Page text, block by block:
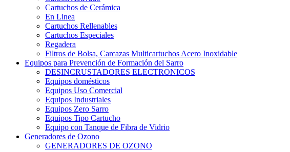
Cartuchos de Cerámica
En Linea
Cartuchos Rellenables
Cartuchos Especiales
Regadera
Filtros de Bolsa, Carcazas Multicartuchos Acero Inoxidable
Equipos para Prevención de Formación del Sarro
DESINCRUSTADORES ELECTRONICOS
Equipos domésticos
Equipos Uso Comercial
Equipos Industriales
Equipos Zero Sarro
Equipos Tipo Cartucho
Equipo con Tanque de Fibra de Vidrio
Generadores de Ozono
GENERADORES DE OZONO